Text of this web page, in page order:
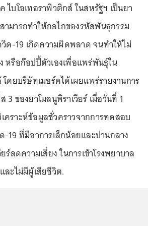
บโอเทอราพิวติกส์ ในสหรัฐฯ เป็นยา
มารถทำให้กลไกของรหัสพันธุกรรม
วิด-19 เกิดความผิดพลาด จนทำให้ไม่
หรือก๊อปปี้ตัวเองเพื่อแพร่พันธุ์ใน
ดยบริษัทเมอร์คได้เผยแพร่รายงานการ
ของยาโมลนูพิราเวียร์ เมื่อวันที่ 1
คราะห์ข้อมูลชั่วคราวจากการทดสอบ
19 ที่มีอาการเล็กน้อยและปานกลาง
ร์ลดความเสี่ยง ในการเข้าโรงพยาบาล
ละไม่มีผู้เสียชีวิต.